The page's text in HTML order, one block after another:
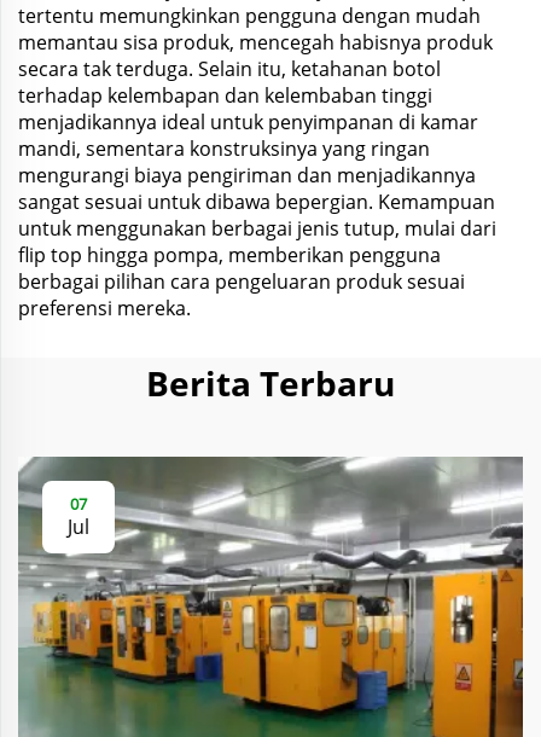
tertentu memungkinkan pengguna dengan mudah
memantau sisa produk, mencegah habisnya produk
secara tak terduga. Selain itu, ketahanan botol
terhadap kelembapan dan kelembaban tinggi
menjadikannya ideal untuk penyimpanan di kamar
mandi, sementara konstruksinya yang ringan
mengurangi biaya pengiriman dan menjadikannya
sangat sesuai untuk dibawa bepergian. Kemampuan
untuk menggunakan berbagai jenis tutup, mulai dari
flip top hingga pompa, memberikan pengguna
berbagai pilihan cara pengeluaran produk sesuai
preferensi mereka.
Berita Terbaru
07
Jul